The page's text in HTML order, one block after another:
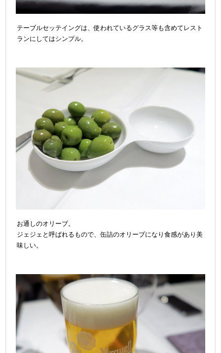
テーブルセッテイングは、使われているグラス等も含めてレスト
ランにしてはシンプル。
お通しのオリーブ。
ジェジェと呼ばれるもので、缶詰のオリーブになり食感があり美
味しい。